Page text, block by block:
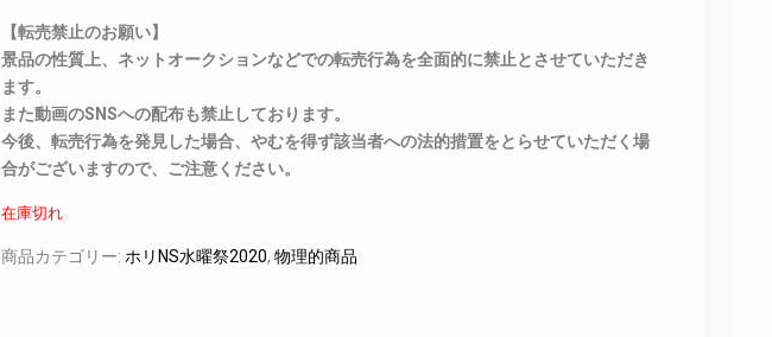
【転売禁止のお願い】
景品の性質上、ネットオークションなどでの転売行為を全面的に禁止とさせていただき
ます。
また動画のSNSへの配布も禁止しております。
今後、転売行為を発見した場合、やむを得ず該当者への法的措置をとらせていただく場
合がございますので、ご注意ください。
在庫切れ
商品カテゴリー: ホリNS水曜祭2020, 物理的商品